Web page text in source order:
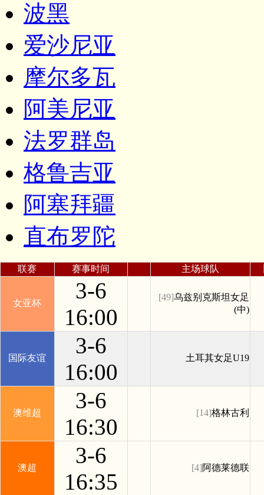
波黑
爱沙尼亚
摩尔多瓦
阿美尼亚
法罗群岛
格鲁吉亚
阿塞拜疆
直布罗陀
联赛 赛事时间 主场球队
女亚杯
3-6
16:00
[49]乌兹别克斯坦女足
(中)
国际友谊
3-6
16:00
土耳其女足U19
澳维超
3-6
16:30
[14]格林古利
澳超
3-6
16:35
[4]阿德莱德联